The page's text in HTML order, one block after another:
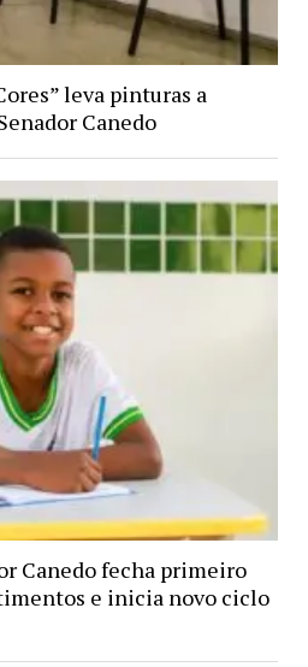
leva pinturas a
Canedo
Canedo fecha primeiro
e inicia novo ciclo